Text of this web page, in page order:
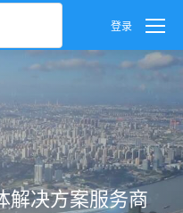
登录
密码设置
账号注销
解决方案服务商